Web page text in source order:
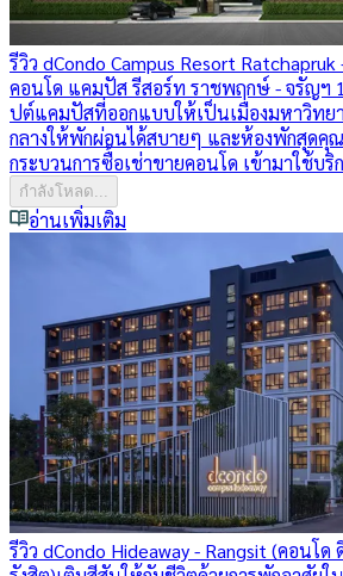
รีวิว dCondo Campus Resort
คอนโด แคมปัส รีสอร์ท ราชพฤกษ์ - จรัญฯ
ปต์แคมปัสที่ออกแบบให้เป็นเมืองมหาวิท
กลางให้พักผ่อนได้สบายๆ และห้องพักสุดคุ
กระบวนการซื้อเช่าขายคอนโด เข้ามาใช้บริ
กำลังโหลด...
อ่านเพิ่มเติม
รีวิว dCondo Hideaway - Rangsit (คอนโด